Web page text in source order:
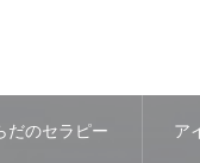
だのセラピー ア